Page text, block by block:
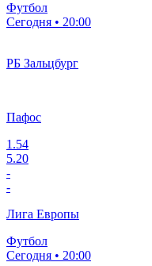
Футбол
Сегодня • 20:00
РБ Зальцбург
Пафос
1.54
5.20
-
-
Лига Европы
Футбол
Сегодня • 20:00